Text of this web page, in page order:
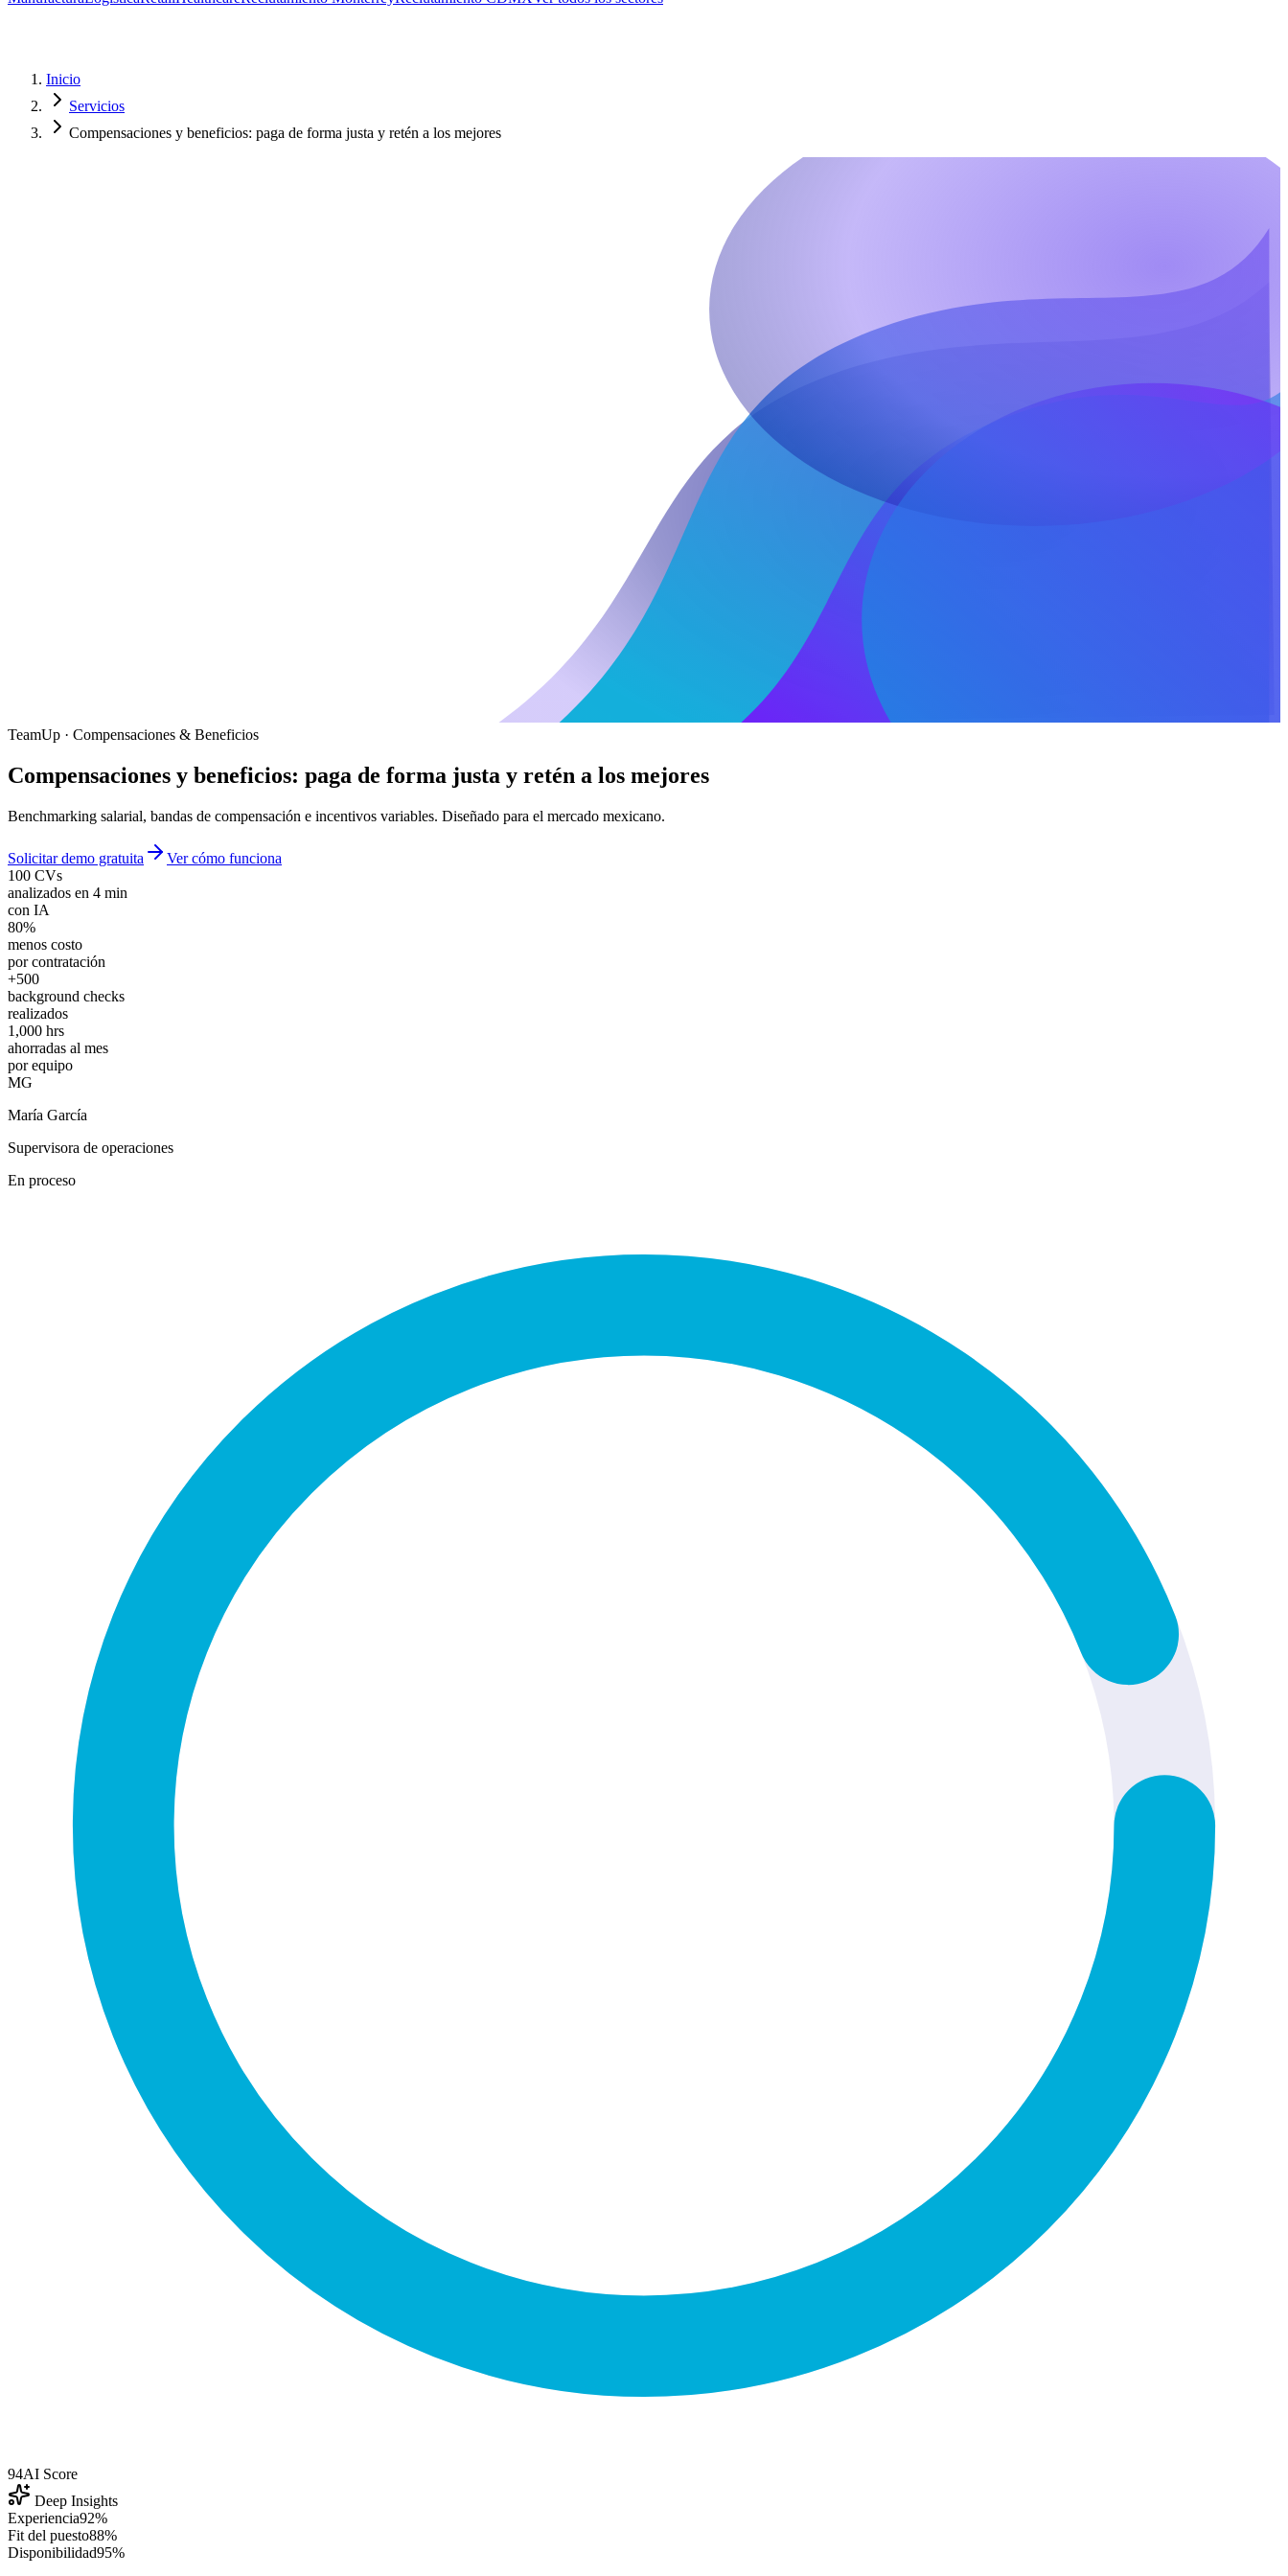
Inicio
Servicios
Compensaciones y beneficios: paga de forma justa y retén a los mejores
TeamUp · Compensaciones & Beneficios
Compensaciones y beneficios: paga de forma justa y retén a los mejores
Benchmarking salarial, bandas de compensación e incentivos variables. Diseñado para el mercado mexicano.
Solicitar demo gratuita
Ver cómo funciona
100 CVs
analizados en 4 min
con IA
80%
menos costo
por contratación
+500
background checks
realizados
1,000 hrs
ahorradas al mes
por equipo
MG
María García
Supervisora de operaciones
En proceso
94AI Score
Deep Insights
Experiencia92%
Fit del puesto88%
Disponibilidad95%